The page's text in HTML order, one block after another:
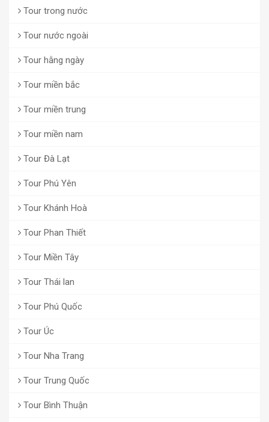
Tour trong nước
Tour nước ngoài
Tour hằng ngày
Tour miền bắc
Tour miền trung
Tour miền nam
Tour Đà Lạt
Tour Phú Yên
Tour Khánh Hoà
Tour Phan Thiết
Tour Miền Tây
Tour Thái lan
Tour Phú Quốc
Tour Úc
Tour Nha Trang
Tour Trung Quốc
Tour Bình Thuận